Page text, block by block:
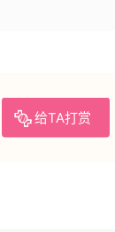
给TA打赏